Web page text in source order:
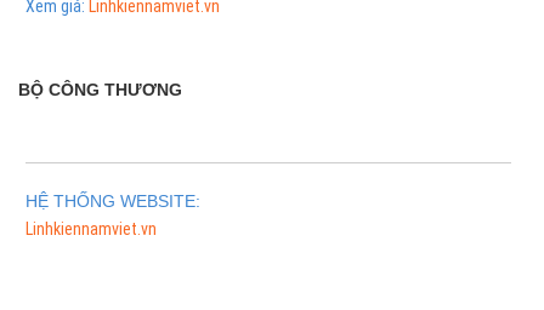
Xem giá: Linhkiennamviet.vn
BỘ CÔNG THƯƠNG
HỆ THỐNG WEBSITE:
Linhkiennamviet.vn